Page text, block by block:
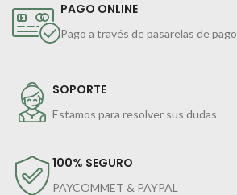
PAGO ONLINE
Pago a través de pasarelas de pago
SOPORTE
Estamos para resolver sus dudas
100% SEGURO
PAYCOMMET & PAYPAL